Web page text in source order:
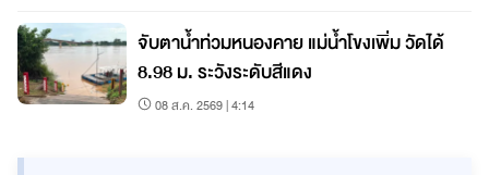
จับตาน้ำท่วมหนองคาย แม่น้ำโขงเพิ่ม วัดได้
8.98 ม. ระวังระดับสีแดง
08 ส.ค. 2569 | 4:14